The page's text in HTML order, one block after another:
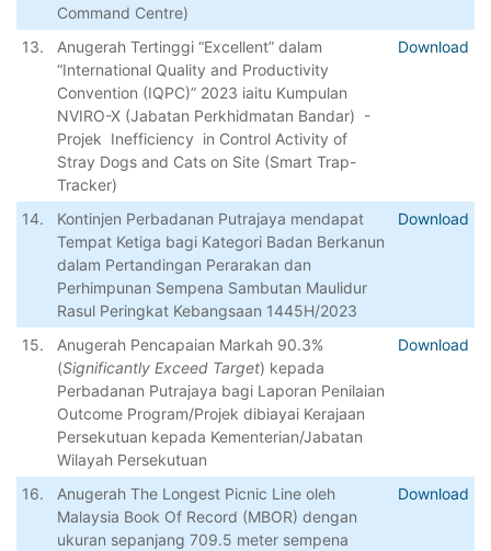
Command Centre)
13.
Anugerah Tertinggi “Excellent” dalam
“International Quality and Productivity
Convention (IQPC)” 2023 iaitu Kumpulan
NVIRO-X (Jabatan Perkhidmatan Bandar) -
Projek Inefficiency in Control Activity of
Stray Dogs and Cats on Site (Smart Trap-
Tracker)
Download
14.
Kontinjen Perbadanan Putrajaya mendapat
Tempat Ketiga bagi Kategori Badan Berkanun
dalam Pertandingan Perarakan dan
Perhimpunan Sempena Sambutan Maulidur
Rasul Peringkat Kebangsaan 1445H/2023
Download
15.
Anugerah Pencapaian Markah 90.3%
(Significantly Exceed Target) kepada
Perbadanan Putrajaya bagi Laporan Penilaian
Outcome Program/Projek dibiayai Kerajaan
Persekutuan kepada Kementerian/Jabatan
Wilayah Persekutuan
Download
16.
Anugerah The Longest Picnic Line oleh
Malaysia Book Of Record (MBOR) dengan
ukuran sepanjang 709.5 meter sempena
Download